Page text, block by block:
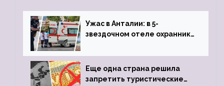
Ужас в Анталии: в 5-
звездочном отеле охранник
пистолета
Еще одна страна решила
запретить туристические